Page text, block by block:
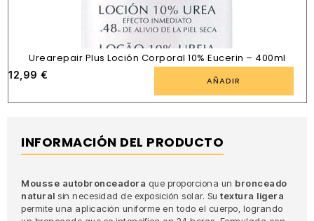
Urearepair Plus Loción Corporal 10% Eucerin – 400ml
12,99 € AÑADIR
INFORMACIÓN DEL PRODUCTO
Mousse autobronceadora que proporciona un bronceado
natural sin necesidad de exposición solar. Su textura ligera
permite una aplicación uniforme en todo el cuerpo, logrando